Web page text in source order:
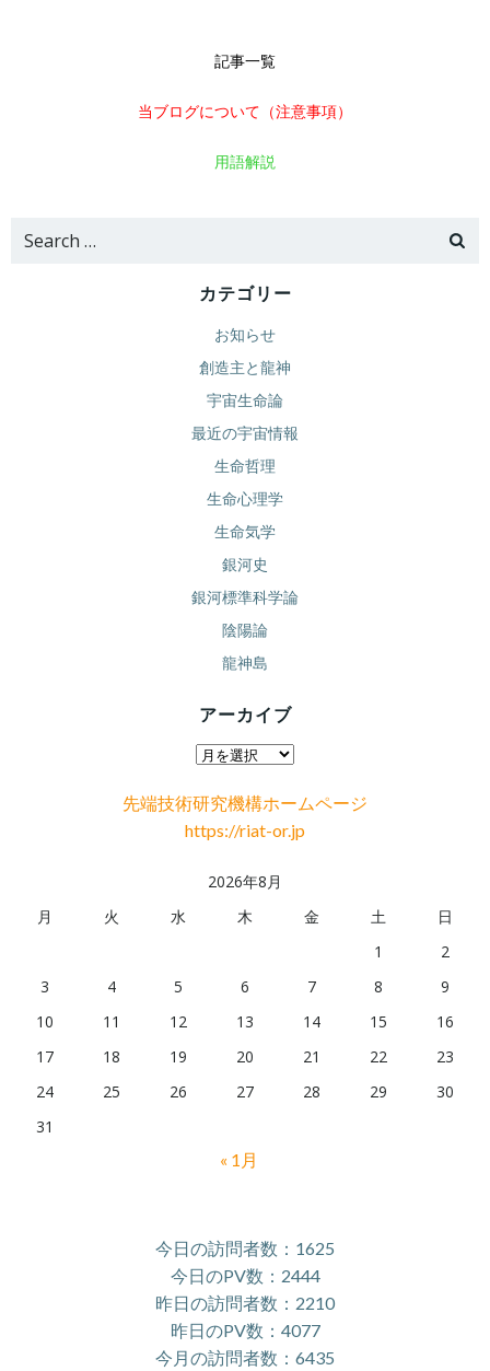
記事一覧
当ブログについて（注意事項）
用語解説
Search
カテゴリー
お知らせ
創造主と龍神
宇宙生命論
最近の宇宙情報
生命哲理
生命心理学
生命気学
銀河史
銀河標準科学論
陰陽論
龍神島
アーカイブ
ア
カ
イ
先端技術研究機構ホームページ
https://riat-or.jp
2026年8月
月
火 水 木 金 土
日
1
2
3
4 5 6 7 8
9
10
11 12 13 14 15
16
17
18 19 20 21 22
23
24
25 26 27 28 29
30
31
« 1月
今日の訪問者数：1625
今日のPV数：2444
昨日の訪問者数：2210
昨日のPV数：4077
今月の訪問者数：6435